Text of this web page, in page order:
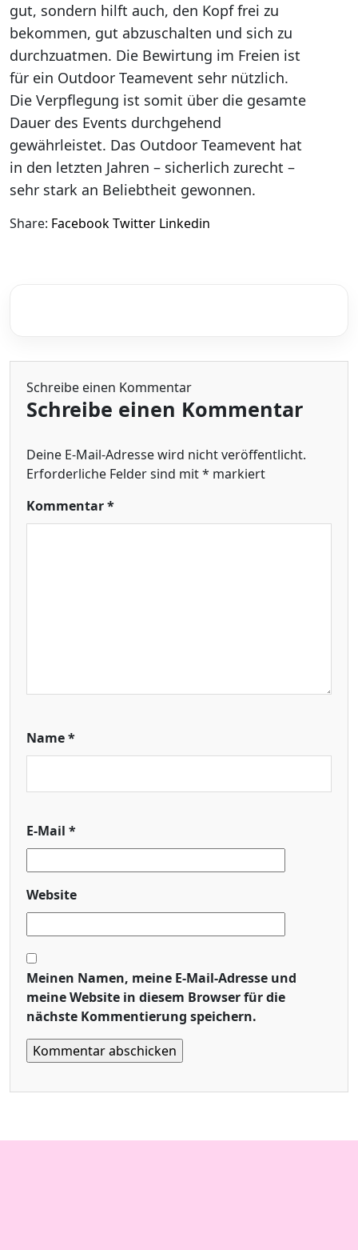
gut, sondern hilft auch, den Kopf frei zu
bekommen, gut abzuschalten und sich zu
durchzuatmen. Die Bewirtung im Freien ist
für ein Outdoor Teamevent sehr nützlich.
Die Verpflegung ist somit über die gesamte
Dauer des Events durchgehend
gewährleistet. Das Outdoor Teamevent hat
in den letzten Jahren – sicherlich zurecht –
sehr stark an Beliebtheit gewonnen.
Share: FacebookTwitter Linkedin
Schreibe einen Kommentar
Schreibe einen Kommentar
Deine E-Mail-Adresse wird nicht veröffentlicht.
Erforderliche Felder sind mit* markiert
Kommentar*
Name*
E-Mail *
Website
Meinen Namen, meine E-Mail-Adresse und
meine Website in diesem Browser für die
nächste Kommentierung speichern.